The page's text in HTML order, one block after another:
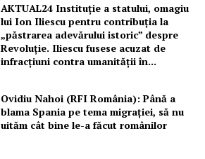
AKTUAL24 Instituție a statului, omagiu
lui Ion Iliescu pentru contribuția la
„păstrarea adevărului istoric” despre
Revoluție. Iliescu fusese acuzat de
infracțiuni contra umanității în...
Ovidiu Nahoi (RFI România): Până a
blama Spania pe tema migrației, să nu
uităm cât bine le-a făcut românilor